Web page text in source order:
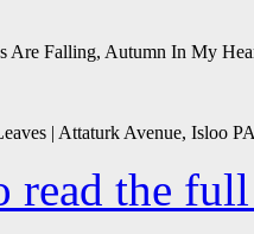
Are Falling, Autumn In My
| Attaturk Avenue, Isloo
read the